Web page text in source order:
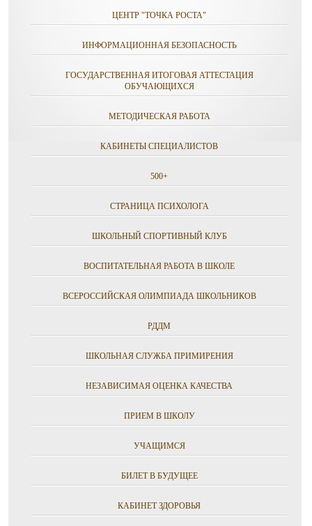
ЦЕНТР "ТОЧКА РОСТА"
ИНФОРМАЦИОННАЯ БЕЗОПАСНОСТЬ
ГОСУДАРСТВЕННАЯ ИТОГОВАЯ АТТЕСТАЦИЯ
ОБУЧАЮЩИХСЯ
МЕТОДИЧЕСКАЯ РАБОТА
КАБИНЕТЫ СПЕЦИАЛИСТОВ
500+
СТРАНИЦА ПСИХОЛОГА
ШКОЛЬНЫЙ СПОРТИВНЫЙ КЛУБ
ВОСПИТАТЕЛЬНАЯ РАБОТА В ШКОЛЕ
ВСЕРОССИЙСКАЯ ОЛИМПИАДА ШКОЛЬНИКОВ
РДДМ
ШКОЛЬНАЯ СЛУЖБА ПРИМИРЕНИЯ
НЕЗАВИСИМАЯ ОЦЕНКА КАЧЕСТВА
ПРИЕМ В ШКОЛУ
УЧАЩИМСЯ
БИЛЕТ В БУДУЩЕЕ
КАБИНЕТ ЗДОРОВЬЯ